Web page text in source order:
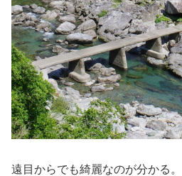
遠目からでも綺麗なのが分かる。